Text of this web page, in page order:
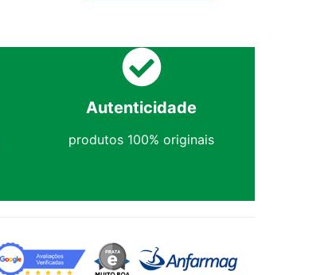
Autenticidade
produtos 100% originais